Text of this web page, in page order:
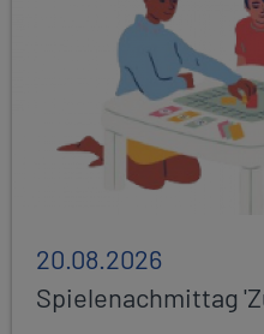
20.08.2026
Spielenachmittag